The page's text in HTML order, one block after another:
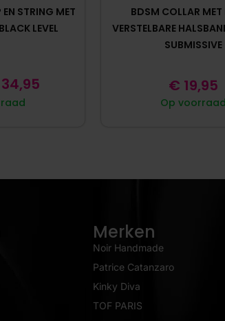
STRING MET
LEVEL
34,95
BDSM COLLAR MET
VERSTELBARE
SUBMISSIVE
Op voorraad
€ 19,95
Merken
Noir Handmade
Patrice Catanzaro
Kinky Diva
TOF PARIS